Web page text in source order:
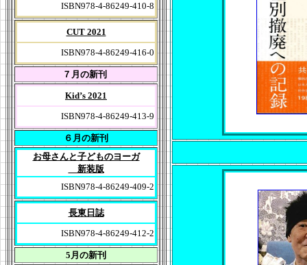
ISBN978-4-86249-410-8
CUT 2021
ISBN978-4-86249-416-0
７月の新刊
Kid’s 2021
ISBN978-4-86249-413-9
６月の新刊
お母さんと子どものヨーガ
新装版
ISBN978-4-86249-409-2
長東日誌
ISBN978-4-86249-412-2
5月の新刊